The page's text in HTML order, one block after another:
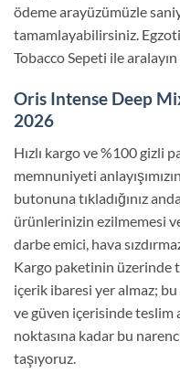
ödeme arayüzümüzle
tamamlayabilirsiniz.
Tobacco Sepeti ile
Oris Intense Deep
2026
Hızlı kargo ve %100 gizli
memnuniyeti
butonuna tıkladığınız
ürünlerinizin ezilmemesi
darbe emici, hava
Kargo paketinin üzerinde
içerik ibaresi yer almaz;
ve güven içerisinde teslim
noktasına kadar bu
taşıyoruz.